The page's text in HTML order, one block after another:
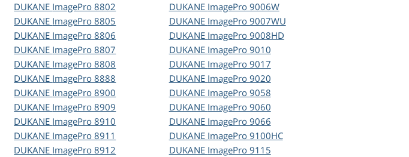
DUKANE ImagePro 8802
DUKANE ImagePro 8805
DUKANE ImagePro 8806
DUKANE ImagePro 8807
DUKANE ImagePro 8808
DUKANE ImagePro 8888
DUKANE ImagePro 8900
DUKANE ImagePro 8909
DUKANE ImagePro 8910
DUKANE ImagePro 8911
DUKANE ImagePro 8912
DUKANE ImagePro 9006W
DUKANE ImagePro 9007WU
DUKANE ImagePro 9008HD
DUKANE ImagePro 9010
DUKANE ImagePro 9017
DUKANE ImagePro 9020
DUKANE ImagePro 9058
DUKANE ImagePro 9060
DUKANE ImagePro 9066
DUKANE ImagePro 9100HC
DUKANE ImagePro 9115